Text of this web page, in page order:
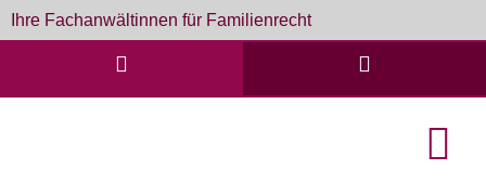
Zum
Inhalt
Ihre Fachanwältinnen für Familienrecht